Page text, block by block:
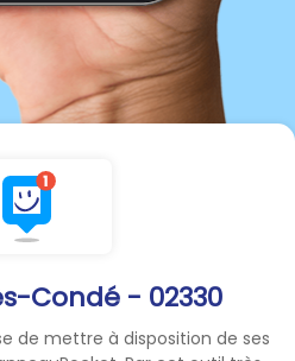
Condé - 02330
de mettre à disposition de ses